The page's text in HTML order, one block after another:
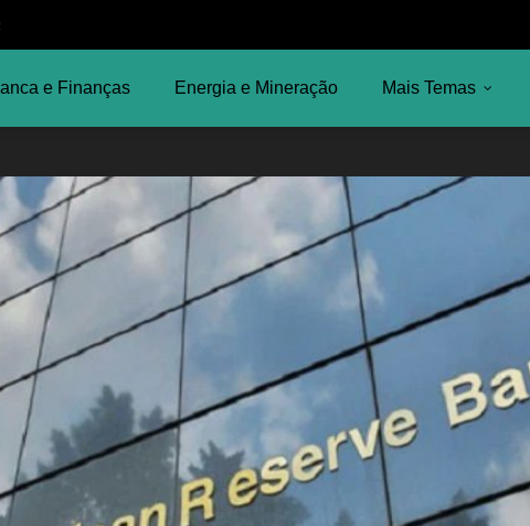
e Finanças Energia e Mineração Mais Temas